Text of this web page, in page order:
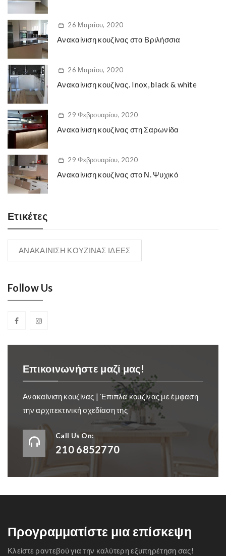
26 Μαρτίου, 2020
Ανακαίνιση κουζίνας στα Βριλήσσια
26 Μαρτίου, 2020
Ανακαίνιση κουζίνας. Inox, black & white
29 Φεβρουαρίου, 2020
Ανακαίνιση κουζίνας στη Σαρωνίδα
29 Φεβρουαρίου, 2020
Ανακαίνιση κουζίνας στο Ν. Ψυχικό
Ετικέτες
ΑΝΑΚΑΙΝΙΣΗ ΚΟΥΖΙΝΑΣ ΙΔΕΕΣ
Follow Us
Επικοινωνήστε μαζί μας!
Ανακαίνιση κουζίνας | Έπιπλα κουζίνας με έμφαση
την αρχιτεκτινική σχεδίαση της
Call Us On:
210 6852770
Προγραμματίστε μια επίσκεψη
Κλείστε ραντεβού για την καλύτερη εξυπηρέτηση σας!